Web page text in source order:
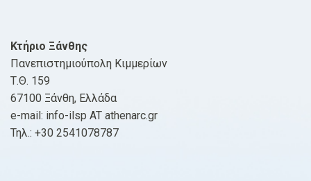
Κτήριο Ξάνθης
Πανεπιστημιούπολη Κιμμερίων
Τ.Θ. 159
67100 Ξάνθη, Ελλάδα
e-mail: info-ilsp AT athenarc.gr
Τηλ.: +30 2541078787